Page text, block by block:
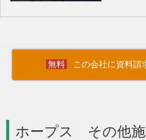
この会社に資料請
ホープス その他